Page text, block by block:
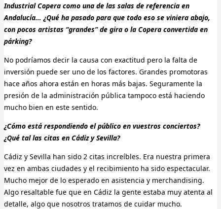
Industrial Copera como una de las salas de referencia en
Andalucía… ¿Qué ha pasado para que todo eso se viniera abajo,
con pocos artistas “grandes” de gira o la Copera convertida en
párking?
No podríamos decir la causa con exactitud pero la falta de
inversión puede ser uno de los factores. Grandes promotoras
hace años ahora están en horas más bajas. Seguramente la
presión de la administración pública tampoco está haciendo
mucho bien en este sentido.
¿Cómo está respondiendo el público en vuestros conciertos?
¿Qué tal las citas en Cádiz y Sevilla?
Cádiz y Sevilla han sido 2 citas increíbles. Era nuestra primera
vez en ambas ciudades y el recibimiento ha sido espectacular.
Mucho mejor de lo esperado en asistencia y merchandising.
Algo resaltable fue que en Cádiz la gente estaba muy atenta al
detalle, algo que nosotros tratamos de cuidar mucho.